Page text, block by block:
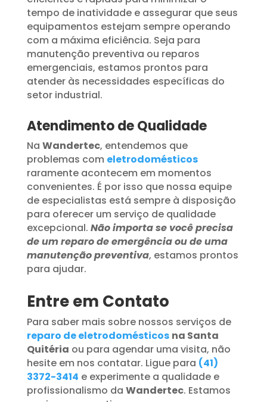
tempo de inatividade e assegurar que seus
equipamentos estejam sempre operando
com a máxima eficiência. Seja para
manutenção preventiva ou reparos
emergenciais, estamos prontos para
atender às necessidades específicas do
setor industrial.
Atendimento de Qualidade
Na Wandertec, entendemos que
problemas com eletrodomésticos
raramente acontecem em momentos
convenientes. É por isso que nossa equipe
de especialistas está sempre à disposição
para oferecer um serviço de qualidade
excepcional. Não importa se você precisa
de um reparo de emergência ou de uma
manutenção preventiva, estamos prontos
para ajudar.
Entre em Contato
Para saber mais sobre nossos serviços de
reparo de eletrodomésticos na Santa
Quitéria ou para agendar uma visita, não
hesite em nos contatar. Ligue para (41)
3372-3414 e experimente a qualidade e
profissionalismo da Wandertec. Estamos